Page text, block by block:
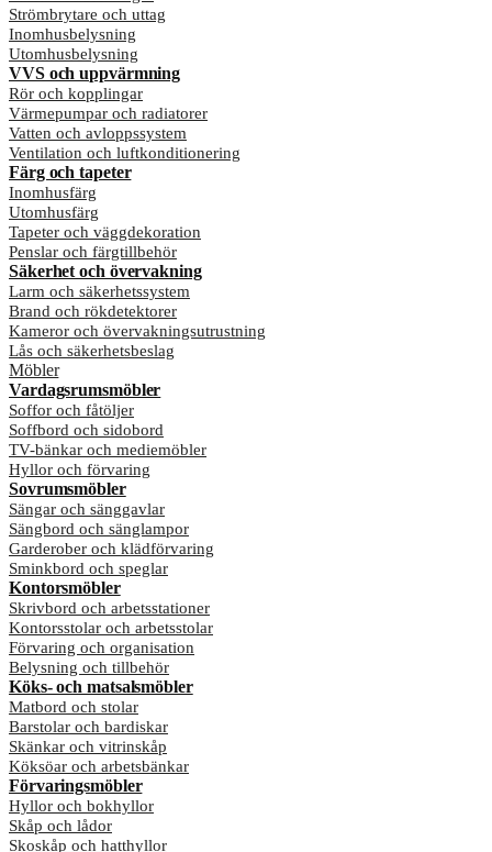
Strömbrytare och uttag
Inomhusbelysning
Utomhusbelysning
VVS och uppvärmning
Rör och kopplingar
Värmepumpar och radiatorer
Vatten och avloppssystem
Ventilation och luftkonditionering
Färg och tapeter
Inomhusfärg
Utomhusfärg
Tapeter och väggdekoration
Penslar och färgtillbehör
Säkerhet och övervakning
Larm och säkerhetssystem
Brand och rökdetektorer
Kameror och övervakningsutrustning
Lås och säkerhetsbeslag
Möbler
Vardagsrumsmöbler
Soffor och fåtöljer
Soffbord och sidobord
TV-bänkar och mediemöbler
Hyllor och förvaring
Sovrumsmöbler
Sängar och sänggavlar
Sängbord och sänglampor
Garderober och klädförvaring
Sminkbord och speglar
Kontorsmöbler
Skrivbord och arbetsstationer
Kontorsstolar och arbetsstolar
Förvaring och organisation
Belysning och tillbehör
Köks- och matsalsmöbler
Matbord och stolar
Barstolar och bardiskar
Skänkar och vitrinskåp
Köksöar och arbetsbänkar
Förvaringsmöbler
Hyllor och bokhyllor
Skåp och lådor
Skoskåp och hatthyllor